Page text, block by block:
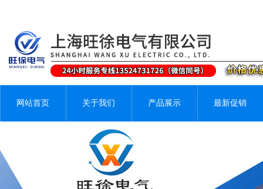
网站首页 关于我们 产品展示 最新促销